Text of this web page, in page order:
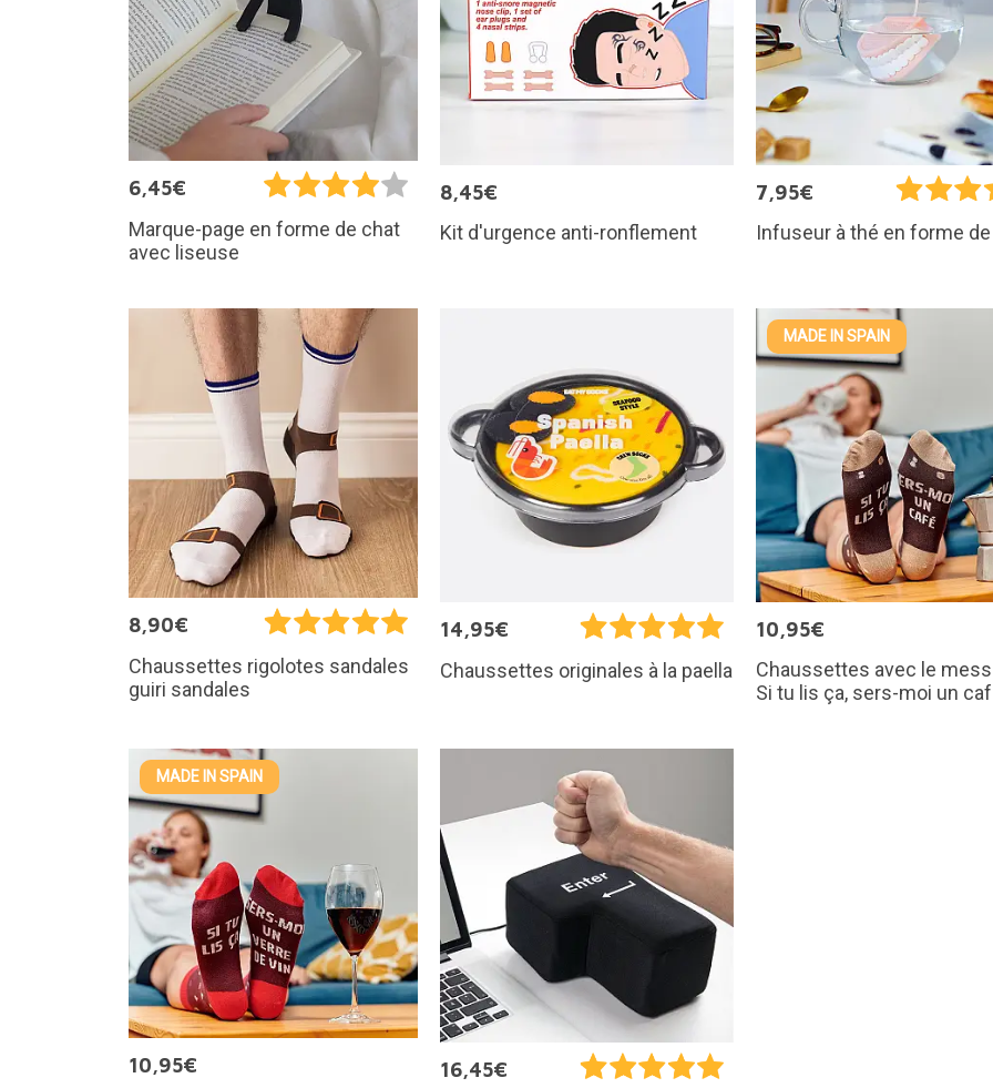
6,45€
Marque-page en forme de chat
avec liseuse
8,45€
Kit d'urgence anti-ronflement
7,95€
Infuseur à thé en forme
8,90€
Chaussettes rigolotes sandales
guiri sandales
14,95€
Chaussettes originales à la paella
MADE IN SPAIN
10,95€
Chaussettes avec le
Si tu lis ça, sers-moi un
MADE IN SPAIN
10,95€
16,45€